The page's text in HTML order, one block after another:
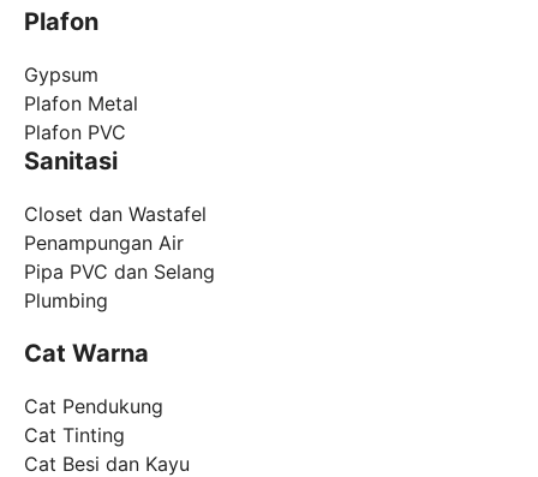
Plafon
Gypsum
Plafon Metal
Plafon PVC
Sanitasi
Closet dan Wastafel
Penampungan Air
Pipa PVC dan Selang
Plumbing
Cat Warna
Cat Pendukung
Cat Tinting
Cat Besi dan Kayu